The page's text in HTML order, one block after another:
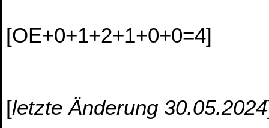
[OE+0+1+2+1+0+0=4]
[letzte Änderung 30.05.2024